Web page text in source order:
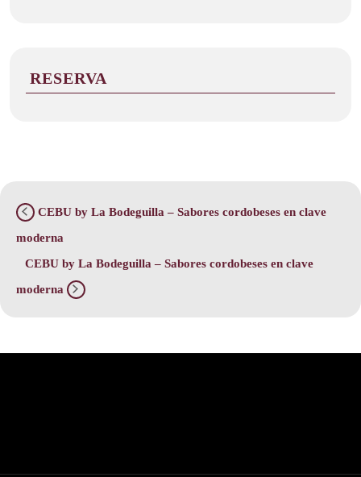
RESERVA
CEBU by La Bodeguilla – Sabores cordobeses en clave
moderna
CEBU by La Bodeguilla – Sabores cordobeses en clave
moderna